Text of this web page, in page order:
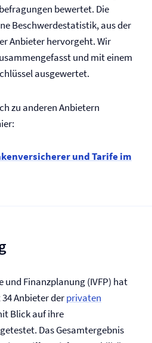
bewertet. Die
Beschwerdestatistik, aus der
Anbieter hervorgeht. Wir
und mit einem
ausgewertet.
zu anderen Anbietern
und Tarife im
und Finanzplanung (IVFP) hat
Anbieter derprivaten
Blick auf ihre
Das Gesamtergebnis